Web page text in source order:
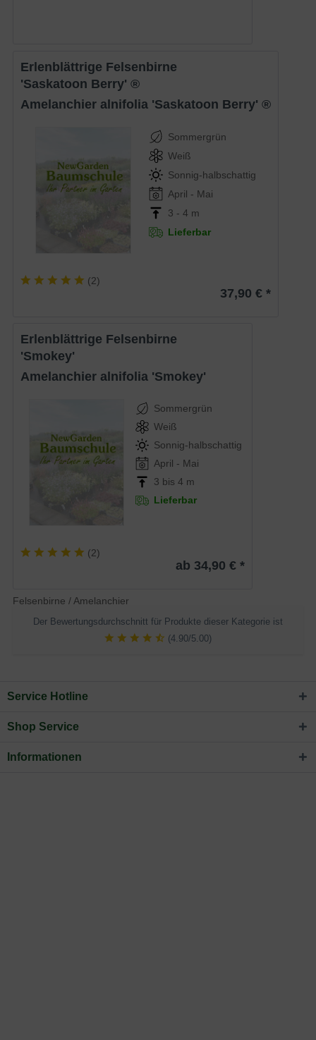
Erlenblättrige Felsenbirne
'Saskatoon Berry' ­®
Amelanchier alnifolia 'Saskatoon Berry' ­®
Sommergrün
Weiß
Sonnig-halbschattig
April - Mai
3 - 4 m
Lieferbar
(2)
37,90 € *
Erlenblättrige Felsenbirne
'Smokey'
Amelanchier alnifolia 'Smokey'
Sommergrün
Weiß
Sonnig-halbschattig
April - Mai
3 bis 4 m
Lieferbar
(2)
ab 34,90 € *
Felsenbirne / Amelanchier
Der Bewertungsdurchschnitt für Produkte dieser Kategorie ist
(4.90/5.00)
Service Hotline
Shop Service
Informationen